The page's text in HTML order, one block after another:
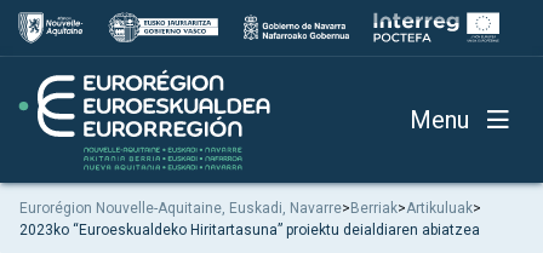
Menu
Eurorégion Nouvelle-Aquitaine, Euskadi, Navarre> Berriak>Artikuluak>
2023ko “Euroeskualdeko Hiritartasuna” proiektu deialdiaren abiatzea